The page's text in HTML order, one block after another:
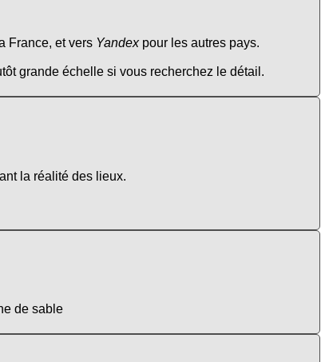
France, et vers Yandexpour les autres pays.
grande échelle si vous recherchez le détail.
la réalité des lieux.
de sable